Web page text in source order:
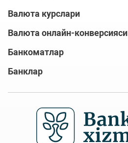
Валюта курслари
Валюта онлайн-конверсияси
Банкоматлар
Банклар